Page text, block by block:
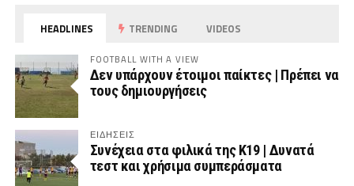
HEADLINES TRENDING VIDEOS
FOOTBALL WITH A VIEW
Δεν υπάρχουν έτοιμοι παίκτες | Πρέπει να
τους δημιουργήσεις
ΕΙΔΗΣΕΙΣ
Συνέχεια στα φιλικά της Κ19 | Δυνατά
τεστ και χρήσιμα συμπεράσματα